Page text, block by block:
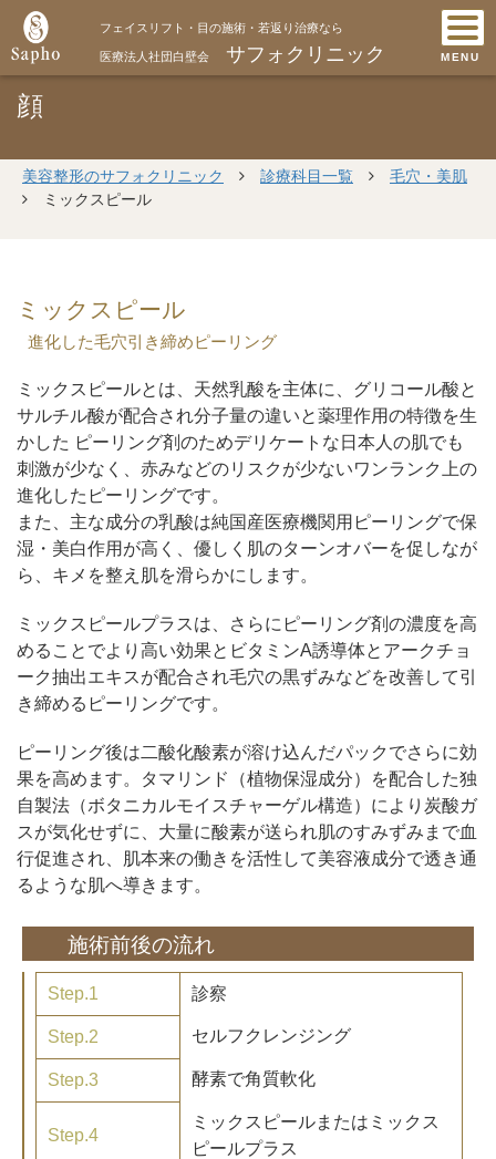
フェイスリフト・目の施術・若返り治療なら
医療法人社団白壁会 サフォクリニック MENU
顔
美容整形のサフォクリニック 診療科目一覧
毛穴・美肌
ミックスピール
ミックスピール
進化した毛穴引き締めピーリング
ミックスピールとは、天然乳酸を主体に、グリコール酸と
サルチル酸が配合され分子量の違いと薬理作用の特徴を生
かした ピーリング剤のためデリケートな日本人の肌でも
刺激が少なく、赤みなどのリスクが少ないワンランク上の
進化したピーリングです。
また、主な成分の乳酸は純国産医療機関用ピーリングで保
湿・美白作用が高く、優しく肌のターンオバーを促しなが
ら、キメを整え肌を滑らかにします。
ミックスピールプラスは、さらにピーリング剤の濃度を高
めることでより高い効果とビタミンA誘導体とアークチョ
ーク抽出エキスが配合され毛穴の黒ずみなどを改善して引
き締めるピーリングです。
ピーリング後は二酸化酸素が溶け込んだパックでさらに効
果を高めます。タマリンド（植物保湿成分）を配合した独
自製法（ボタニカルモイスチャーゲル構造）により炭酸ガ
スが気化せずに、大量に酸素が送られ肌のすみずみまで血
行促進され、肌本来の働きを活性して美容液成分で透き通
るような肌へ導きます。
施術前後の流れ
Step.1 診察
Step.2 セルフクレンジング
Step.3 酵素で角質軟化
Step.4
ミックスピールまたはミックス
ピールプラス